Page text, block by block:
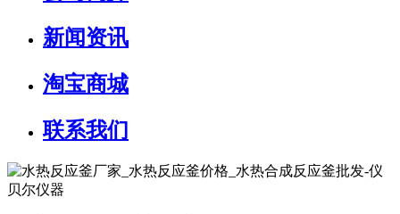
新闻资讯
淘宝商城
联系我们